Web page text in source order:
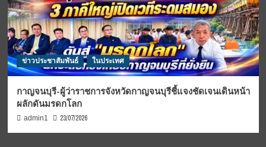
ข่าวประชาสัมพันธ์ ในประเทศ
กาญจนบุรี-ผู้ว่าราชการจังหวัดกาญจนบุรีชี้แจงชัดเจนเดินหน้า
ผลักดันมรดกโลก
admin1 23/07/2026